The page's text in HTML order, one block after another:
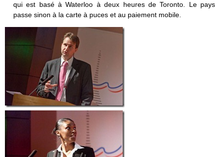
qui est basé à Waterloo à deux heures de Toronto. Le pays
passe sinon à la carte à puces et au paiement mobile.